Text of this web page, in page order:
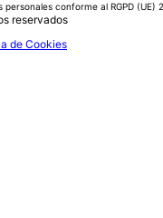
conforme al RGPD (UE)
reservados
de Cookies